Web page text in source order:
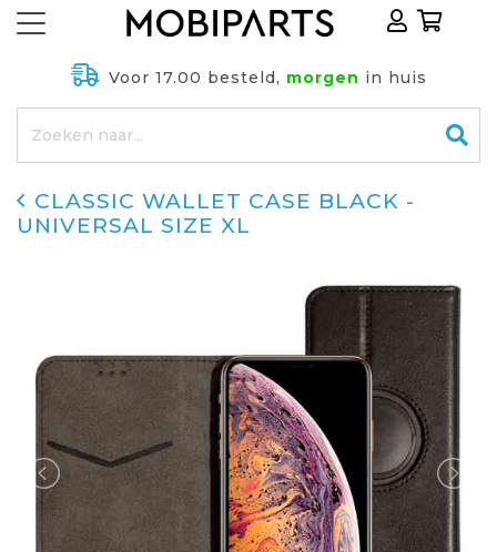
Voor 17.00 besteld, morgen in huis
CLASSIC WALLET CASE BLACK -
UNIVERSAL SIZE XL